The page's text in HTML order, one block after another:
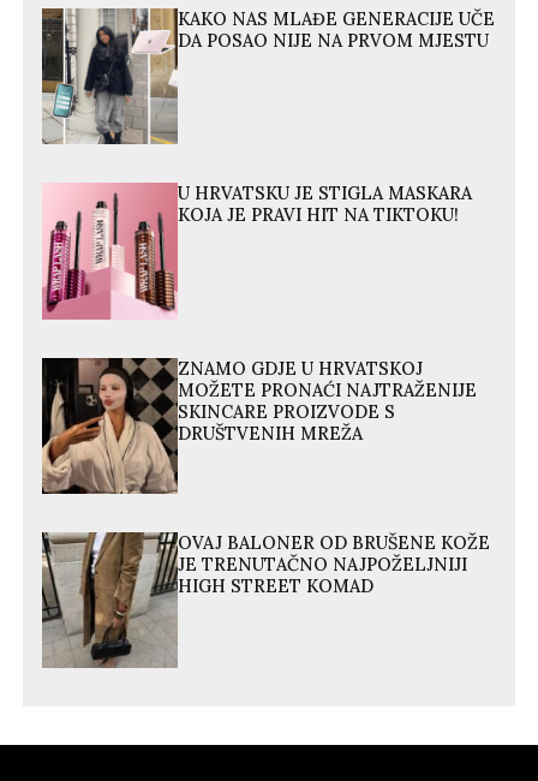
KAKO NAS MLAĐE GENERACIJE UČE
DA POSAO NIJE NA PRVOM MJESTU
U HRVATSKU JE STIGLA MASKARA
KOJA JE PRAVI HIT NA TIKTOKU!
ZNAMO GDJE U HRVATSKOJ
MOŽETE PRONAĆI NAJTRAŽENIJE
SKINCARE PROIZVODE S
DRUŠTVENIH MREŽA
OVAJ BALONER OD BRUŠENE KOŽE
JE TRENUTAČNO NAJPOŽELJNIJI
HIGH STREET KOMAD